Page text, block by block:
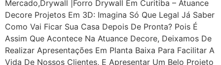
Mercado,drywall |Forro Drywall Em Curitiba – Atuance
Decore Projetos Em 3D: Imagina Só Que Legal Já Saber
Como Vai Ficar Sua Casa Depois De Pronta? Pois É
Assim Que Acontece Na Atuance Decore, Deixamos De
Realizar Apresentações Em Planta Baixa Para Facilitar A
Vida De Nossos Clientes, E Apresentar Um Belo Projeto